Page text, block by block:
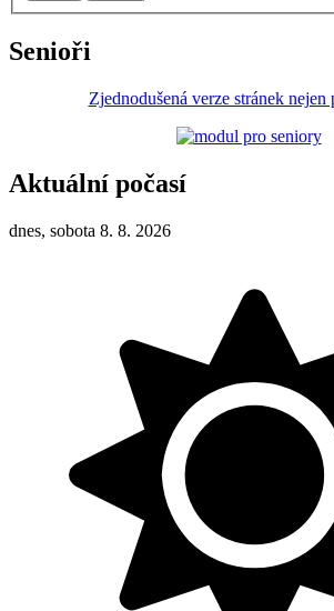
Senioři
Zjednodušená verze stránek nejen
Aktuální počasí
dnes, sobota 8. 8. 2026